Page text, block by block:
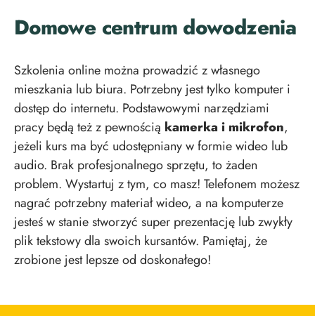
Domowe centrum dowodzenia
Szkolenia online można prowadzić z własnego
mieszkania lub biura. Potrzebny jest tylko komputer i
dostęp do internetu. Podstawowymi narzędziami
pracy będą też z pewnością kamerka i mikrofon,
jeżeli kurs ma być udostępniany w formie wideo lub
audio. Brak profesjonalnego sprzętu, to żaden
problem. Wystartuj z tym, co masz! Telefonem możesz
nagrać potrzebny materiał wideo, a na komputerze
jesteś w stanie stworzyć super prezentację lub zwykły
plik tekstowy dla swoich kursantów. Pamiętaj, że
zrobione jest lepsze od doskonałego!